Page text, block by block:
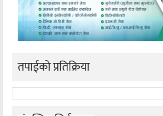
तपाईको प्रतिक्रिया